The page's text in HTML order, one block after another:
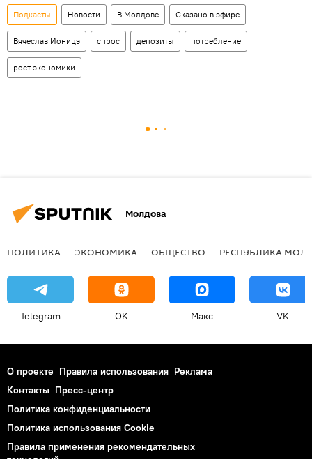
Подкасты Новости В Молдове Сказано в эфире
Вячеслав Ионицэ спрос депозиты потребление
рост экономики
Молдова
ПОЛИТИКА ЭКОНОМИКА ОБЩЕСТВО РЕСПУБЛИКА
Telegram OK Макс VK
О проекте Правила использования Реклама
Контакты Пресс-центр
Политика конфиденциальности
Политика использования Cookie
Правила применения рекомендательных